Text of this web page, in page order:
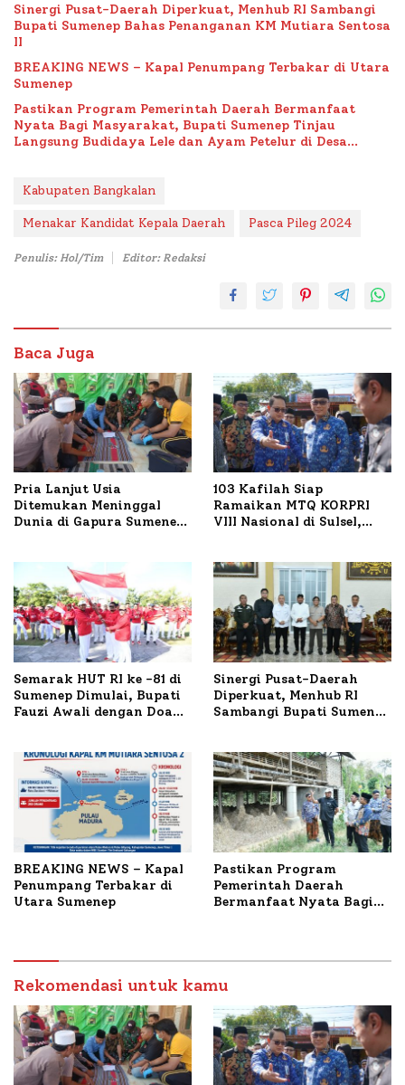
Sinergi Pusat-Daerah Diperkuat, Menhub RI Sambangi
Bupati Sumenep Bahas Penanganan KM Mutiara Sentosa
II
BREAKING NEWS – Kapal Penumpang Terbakar di Utara
Sumenep
Pastikan Program Pemerintah Daerah Bermanfaat
Nyata Bagi Masyarakat, Bupati Sumenep Tinjau
Langsung Budidaya Lele dan Ayam Petelur di Desa
Kabupaten Bangkalan
Menakar Kandidat Kepala Daerah Pasca Pileg 2024
Penulis: Hol/Tim Editor: Redaksi
Baca Juga
Pria Lanjut Usia
Ditemukan Meninggal
Dunia di Gapura Sumenep,
103 Kafilah Siap
Ramaikan MTQ KORPRI
VIII Nasional di Sulsel,
Semarak HUT RI ke -81 di
Sumenep Dimulai, Bupati
Fauzi Awali dengan Doa
Sinergi Pusat-Daerah
Diperkuat, Menhub RI
Sambangi Bupati Sumenep
BREAKING NEWS – Kapal
Penumpang Terbakar di
Utara Sumenep
Pastikan Program
Pemerintah Daerah
Bermanfaat Nyata Bagi
Petelur di Desa Bataal
Timur
Rekomendasi untuk kamu